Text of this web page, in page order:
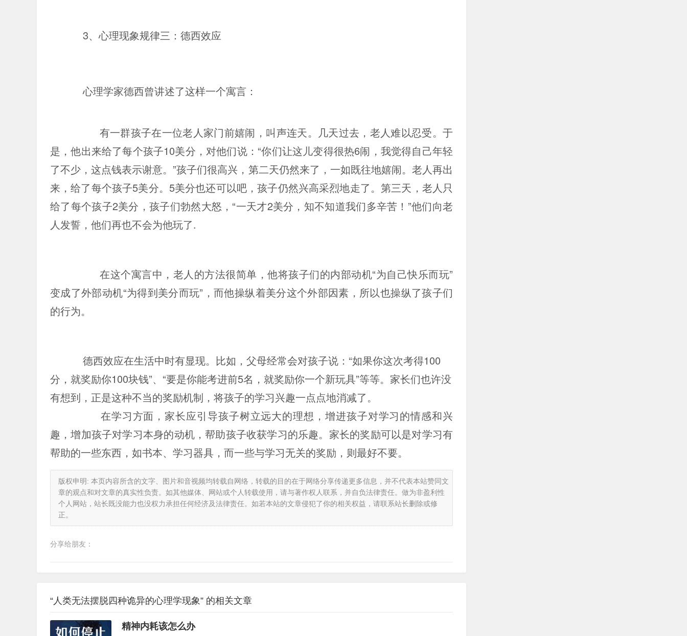
3、心理现象规律三：德西效应
心理学家德西曾讲述了这样一个寓言：
有一群孩子在一位老人家门前嬉闹，叫声连天。几天过去，老人难以忍受。于
是，他出来给了每个孩子10美分，对他们说：“你们让这儿变得很热6闹，我觉得自己年轻
了不少，这点钱表示谢意。”孩子们很高兴，第二天仍然来了，一如既往地嬉闹。老人再出
来，给了每个孩子5美分。5美分也还可以吧，孩子仍然兴高采烈地走了。第三天，老人只
给了每个孩子2美分，孩子们勃然大怒，“一天才2美分，知不知道我们多辛苦！”他们向老
人发誓，他们再也不会为他玩了.
在这个寓言中，老人的方法很简单，他将孩子们的内部动机“为自己快乐而玩”
变成了外部动机“为得到美分而玩”，而他操纵着美分这个外部因素，所以也操纵了孩子们
的行为。
德西效应在生活中时有显现。比如，父母经常会对孩子说：“如果你这次考得100
分，就奖励你100块钱”、“要是你能考进前5名，就奖励你一个新玩具”等等。家长们也许没
有想到，正是这种不当的奖励机制，将孩子的学习兴趣一点点地消减了。
在学习方面，家长应引导孩子树立远大的理想，增进孩子对学习的情感和兴
趣，增加孩子对学习本身的动机，帮助孩子收获学习的乐趣。家长的奖励可以是对学习有
帮助的一些东西，如书本、学习器具，而一些与学习无关的奖励，则最好不要。
版权申明: 本页内容所含的文字、图片和音视频均转载自网络，转载的目的在于网络分享传递更多信息，并不代表本站赞同文
章的观点和对文章的真实性负责。如其他媒体、网站或个人转载使用，请与著作权人联系，并自负法律责任。做为非盈利性
个人网站，站长既没能力也没权力承担任何经济及法律责任。如若本站的文章侵犯了你的相关权益，请联系站长删除或修
正。
分享给朋友：
“人类无法摆脱四种诡异的心理学现象” 的相关文章
精神内耗该怎么办